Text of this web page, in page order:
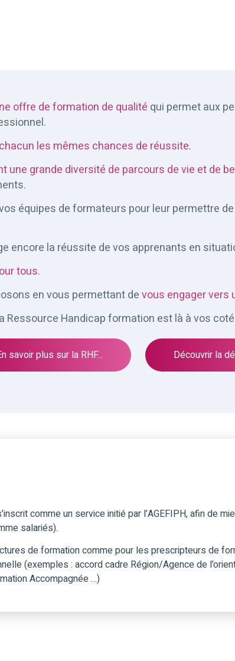
offre de formation de qualité qui permet aux
les mêmes chances de réussite.
une grande diversité de parcours de vie et de
équipes de formateurs pour leur permettre
encore la réussite de vos apprenants en
tous.
en vous permettant devous engager vers
Ressource Handicap formation est là à vos
savoir plus sur la RHF... Découvrir la
comme un service initié par l’AGEFIPH, afin de
salariés).
de formation comme pour les prescripteurs de
(exemples : accord cadre Région/Agence de
Accompagnée …)